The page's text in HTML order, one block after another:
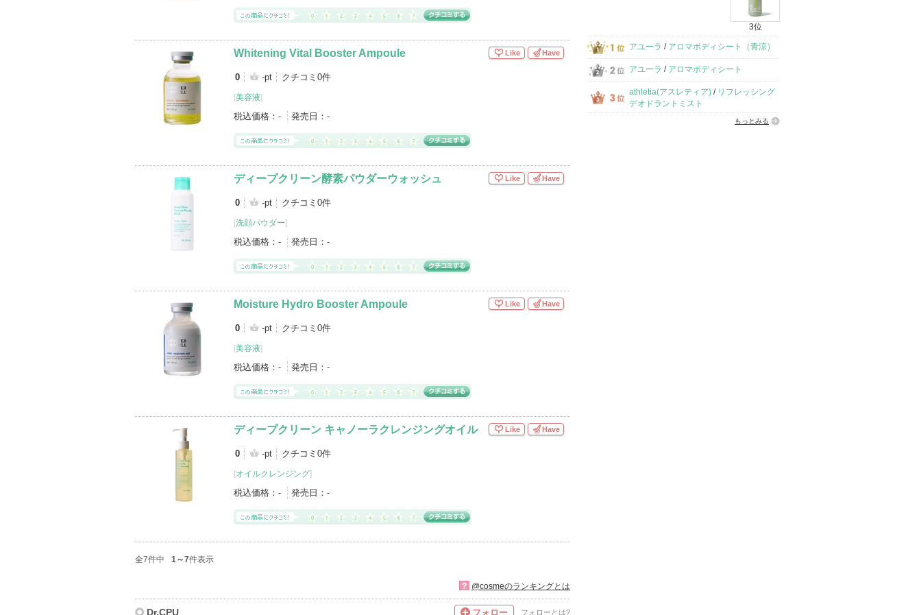
Whitening Vital Booster Ampoule
0 -pt クチコミ0件
[美容液]
税込価格： - 発売日： -
Like Have
ディープクリーン酵素パウダーウォッシュ
0 -pt クチコミ0件
[洗顔パウダー]
税込価格： - 発売日： -
Like Have
Moisture Hydro Booster Ampoule
0 -pt クチコミ0件
[美容液]
税込価格： - 発売日： -
Like Have
ディープクリーン キャノーラクレンジングオイル
0 -pt クチコミ0件
[オイルクレンジング]
税込価格： - 発売日： -
Like Have
全7件中 1～7件表示
? @cosmeのランキングとは
Dr.CPU フォロー フォローとは?
3位
アユーラ / アロマボディシート（青涼）
アユーラ / アロマボディシート
athletia(アスレティア) / リフレッシング
デオドラントミスト
もっとみる